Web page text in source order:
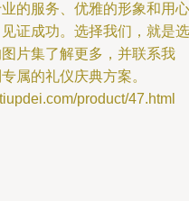
的服务、优雅的形象和用心
证成功。选择我们，就是选
片集了解更多，并联系我
属的礼仪庆典方案。
product/47.html